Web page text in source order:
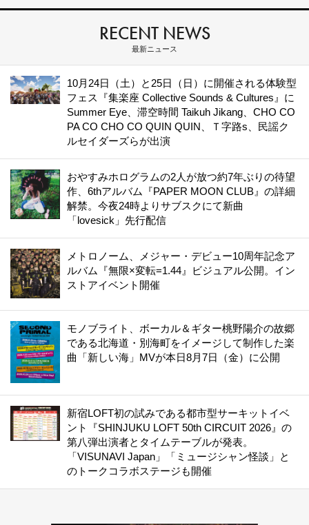
RECENT NEWS
最新ニュース
10月24日（土）と25日（日）に開催される体験型
フェス『集楽座 Collective Sounds & Cultures』に
Summer Eye、滞空時間 Taikuh Jikang、CHO CO
PA CO CHO CO QUIN QUIN、Ｔ字路s、民謡ク
ルセイダーズらが出演
おやすみホログラムの2人が放つ約7年ぶりの待望
作、6thアルバム『PAPER MOON CLUB』の詳細
解禁。今夜24時よりサブスクにて新曲
「lovesick」先行配信
メトロノーム、メジャー・デビュー10周年記念ア
ルバム『無限×変転=1.44』ビジュアル公開。イン
ストアイベント開催
モノブライト、ボーカル＆ギター桃野陽介の故郷
である北海道・別海町をイメージして制作した楽
曲「新しい海」MVが本日8月7日（金）に公開
新宿LOFT初の試みである都市型サーキットイベ
ント『SHINJUKU LOFT 50th CIRCUIT 2026』の
第八弾出演者とタイムテーブルが発表。
「VISUNAVI Japan」「ミュージシャン怪談」と
のトークコラボステージも開催